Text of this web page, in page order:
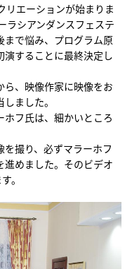
リエーションが始まりま
ラシアンダンスフェステ
まで悩み、プログラム原
することに最終決定し
、映像作家に映像をお
ました。
ホフ氏は、細かいところ
撮り、必ずマラーホフ
進めました。そのビデオ
。